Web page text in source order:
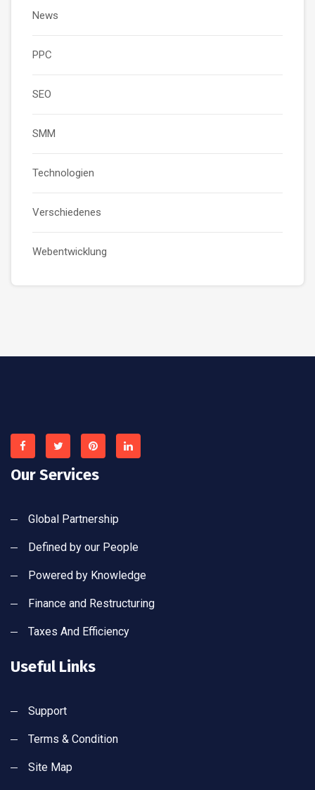
News
PPC
SEO
SMM
Technologien
Verschiedenes
Webentwicklung
Our Services
Global Partnership
Defined by our People
Powered by Knowledge
Finance and Restructuring
Taxes And Efficiency
Useful Links
Support
Terms & Condition
Site Map